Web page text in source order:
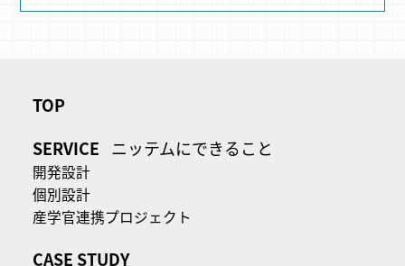
TOP
SERVICE ニッテムにできること
開発設計
個別設計
産学官連携プロジェクト
CASE STUDY